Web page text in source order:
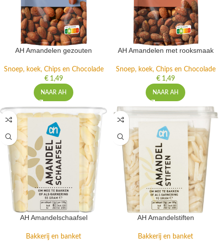
AH Amandelen gezouten
Snoep, koek, Chips en Chocolade
€1,49
NAAR AH
AH Amandelen met rooksmaak
Snoep, koek, Chips en Chocolade
€1,49
NAAR AH
AH Amandelschaafsel
Bakkerij en banket
AH Amandelstiften
Bakkerij en banket